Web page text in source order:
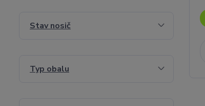
Stav nosič
Typ obalu